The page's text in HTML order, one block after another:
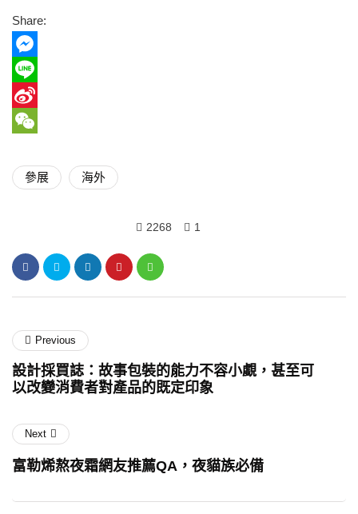
流 喜
愛
銷
經
理
Christina
上
台
領
獎
分
享
言
喜
愛，
獲
得
獎
項，
這
個
物
是
所
有
及
我
們
廣
消
者
者
的
要
更
心
力
Share:
Messenger
Line
Sina
參展 海外
2268 1
Previous
設計採買誌：故事包裝的能力不容小覷，甚至可
以改變消費者對產品的既定印象
Next
富勒烯熬夜霜網友推薦QA，夜貓族必備